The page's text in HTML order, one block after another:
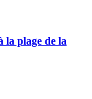
plage de la